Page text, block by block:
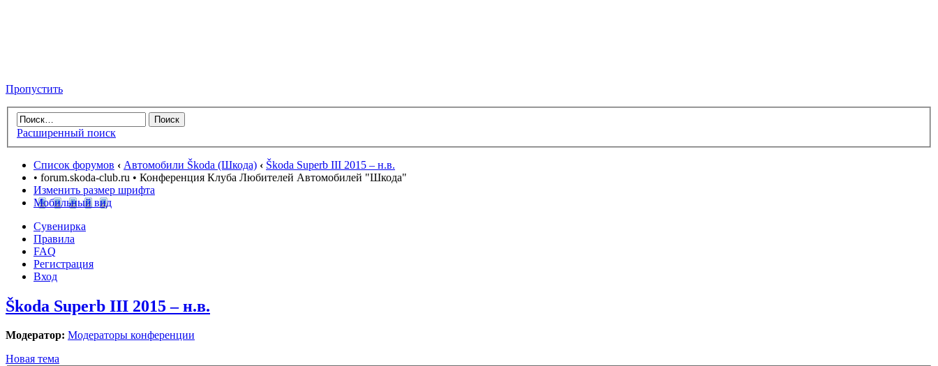
Пропустить
Расширенный поиск
Список форумов ‹ Автомобили Škoda (Шкода) ‹ Škoda Superb III 2015 – н.в.
• forum.skoda-club.ru • Конференция Клуба Любителей Автомобилей "Шкода"
Изменить размер шрифта
Мобильный вид
Сувенирка
Правила
FAQ
Регистрация
Вход
Škoda Superb III 2015 – н.в.
Модератор: Модераторы конференции
Новая тема